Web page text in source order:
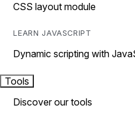
CSS layout module
LEARN JAVASCRIPT
Dynamic scripting with
Tools
Discover our tools